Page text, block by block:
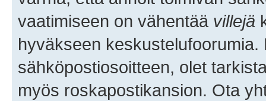
vaatimiseen on vähentää villejä
hyväkseen
sähköpostiosoitteen, olet
myös roskapostikansion. Ota